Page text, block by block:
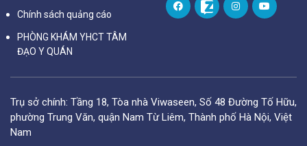
Chính sách quảng cáo
PHÒNG KHÁM YHCT TÂM
ĐẠO Y QUÁN
Trụ sở chính: Tầng 18, Tòa nhà Viwaseen, Số 48 Đường Tố Hữu,
phường Trung Văn, quận Nam Từ Liêm, Thành phố Hà Nội, Việt
Nam